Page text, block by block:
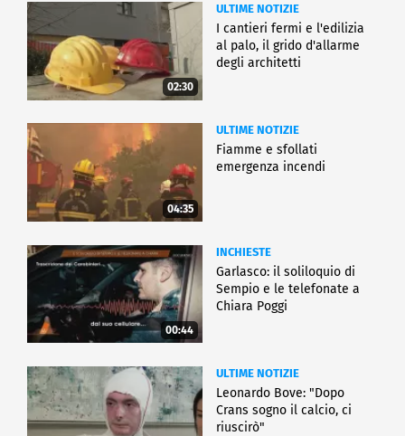
02:30
ULTIME NOTIZIE
I cantieri fermi e l'edilizia
al palo, il grido d'allarme
degli architetti
04:35
ULTIME NOTIZIE
Fiamme e sfollati
emergenza incendi
00:44
INCHIESTE
Garlasco: il soliloquio di
Sempio e le telefonate a
Chiara Poggi
ULTIME NOTIZIE
Leonardo Bove: "Dopo
Crans sogno il calcio, ci
riuscirò"